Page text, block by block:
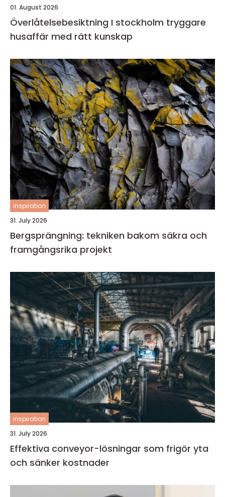
01. August 2026
Överlåtelsebesiktning I stockholm tryggare
husaffär med rätt kunskap
inspiration
31. July 2026
Bergsprängning: tekniken bakom säkra och
framgångsrika projekt
inspiration
31. July 2026
Effektiva conveyor-lösningar som frigör yta
och sänker kostnader